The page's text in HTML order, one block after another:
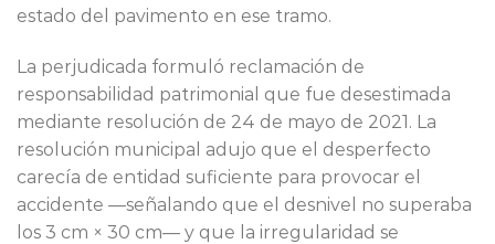
estado del pavimento en ese tramo.
La perjudicada formuló reclamación de
responsabilidad patrimonial que fue desestimada
mediante resolución de 24 de mayo de 2021. La
resolución municipal adujo que el desperfecto
carecía de entidad suficiente para provocar el
accidente —señalando que el desnivel no superaba
los 3 cm × 30 cm— y que la irregularidad se